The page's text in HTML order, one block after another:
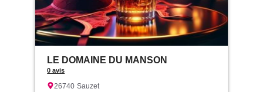
LE DOMAINE DU MANSON
0 avis
26740 Sauzet